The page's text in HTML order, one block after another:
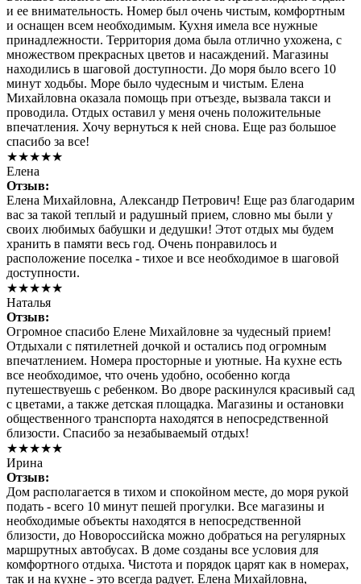
и ее внимательность. Номер был очень чистым, комфортным
и оснащен всем необходимым. Кухня имела все нужные
принадлежности. Территория дома была отлично ухожена, с
множеством прекрасных цветов и насаждений. Магазины
находились в шаговой доступности. До моря было всего 10
минут ходьбы. Море было чудесным и чистым. Елена
Михайловна оказала помощь при отъезде, вызвала такси и
проводила. Отдых оставил у меня очень положительные
впечатления. Хочу вернуться к ней снова. Еще раз большое
спасибо за все!
★★★★★
Елена
Отзыв:
Елена Михайловна, Александр Петрович! Еще раз благодарим
вас за такой теплый и радушный прием, словно мы были у
своих любимых бабушки и дедушки! Этот отдых мы будем
хранить в памяти весь год. Очень понравилось и
расположение поселка - тихое и все необходимое в шаговой
доступности.
★★★★★
Наталья
Отзыв:
Огромное спасибо Елене Михайловне за чудесный прием!
Отдыхали с пятилетней дочкой и остались под огромным
впечатлением. Номера просторные и уютные. На кухне есть
все необходимое, что очень удобно, особенно когда
путешествуешь с ребенком. Во дворе раскинулся красивый сад
с цветами, а также детская площадка. Магазины и остановки
общественного транспорта находятся в непосредственной
близости. Спасибо за незабываемый отдых!
★★★★★
Ирина
Отзыв:
Дом располагается в тихом и спокойном месте, до моря рукой
подать - всего 10 минут пешей прогулки. Все магазины и
необходимые объекты находятся в непосредственной
близости, до Новороссийска можно добраться на регулярных
маршрутных автобусах. В доме созданы все условия для
комфортного отдыха. Чистота и порядок царят как в номерах,
так и на кухне - это всегда радует. Елена Михайловна,